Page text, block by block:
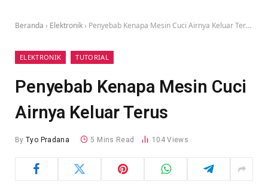
Beranda › Elektronik › Penyebab Kenapa Mesin Cuci Airnya Keluar Terus
ELEKTRONIK TUTORIAL
Penyebab Kenapa Mesin Cuci
Airnya Keluar Terus
By Tyo Pradana 5 Mins Read 104Views